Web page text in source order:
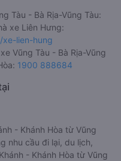
Tàu - Bà Rịa-Vũng Tàu:
xe Liên Hưng:
lien-hung
Vũng Tàu - Bà Rịa-Vũng
1900 888684
- Khánh Hòa từ Vũng
nhu cầu đi lại, du lịch,
- Khánh Hòa từ Vũng